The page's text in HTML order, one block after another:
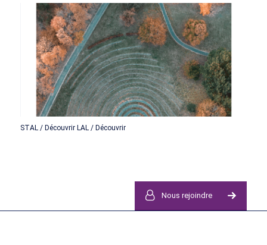
STAL / Découvrir LAL / Découvrir
Nous rejoindre